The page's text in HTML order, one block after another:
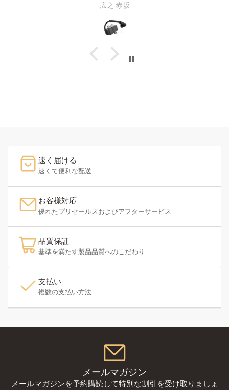
ジャンクにならずに済みました。ありがとうございま
した。
広之 赤坂
速く届ける
速くて便利な配送
お客様対応
優れたプリセールスおよびアフターサービス
品質保証
基準を満たす製品品質へのこだわり
支払い
複数の支払い方法
メールマガジン
メールマガジンを予約購読して特別な割引を受け取りましょ